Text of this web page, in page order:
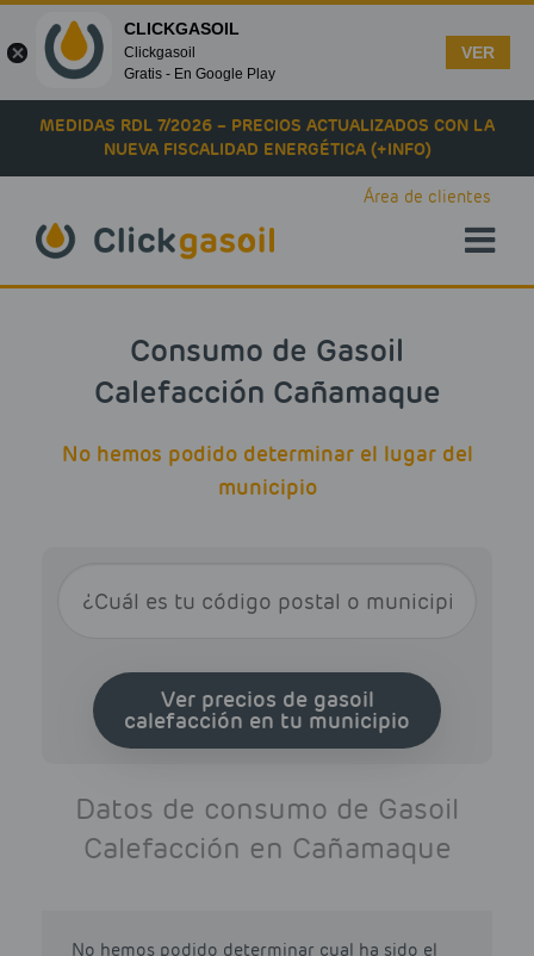
Skip to main content
MEDIDAS RDL 7/2026 – PRECIOS ACTUALIZADOS CON LA
NUEVA FISCALIDAD ENERGÉTICA (+INFO)
Área de clientes
Consumo de Gasoil
Calefacción Cañamaque
No hemos podido determinar el lugar del
municipio
Ver precios de gasoil
calefacción en tu municipio
Datos de consumo de Gasoil
Calefacción en Cañamaque
No hemos podido determinar cual ha sido el
CLICKGASOIL
Clickgasoil
Gratis - En Google Play
VER